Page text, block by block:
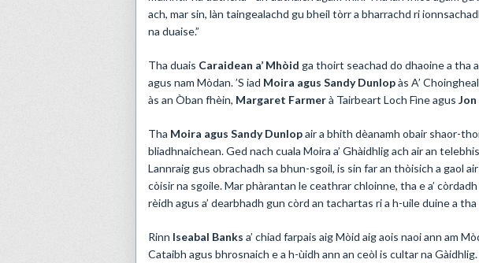
ach, mar sin, làn taingealachd gu bheil tòrr a bharrachd ri
na duaise.”
Tha duais Caraidean a’ Mhòid ga thoirt seachad do dhaoine a tha
agus nam Mòdan. ’S iad Moira agus Sandy Dunlopàs A’
às an Òban fhèin, Margaret Farmerà Tairbeart Loch Fìne agus Jon
Tha Moira agus Sandy Dunlopair a bhith dèanamh obair shaor-
bliadhnaichean. Ged nach cuala Moira a’ Ghàidhlig ach air an
Lannraig gus obrachadh sa bhun-sgoil, is sin far an thòisich a gaol
còisir na sgoile. Mar phàrantan le ceathrar chloinne, tha e a’
rèidh agus a’ dearbhadh gun còrd an tachartas ri a h-uile duine a tha
Rinn Iseabal Banks a’ chiad farpais aig Mòid aig aois naoi ann am
Cataibh agus bhrosnaich e a h-ùidh ann an ceòl is cultar na